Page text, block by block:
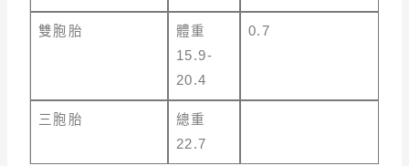
雙胞胎
體重
15.9-
20.4
0.7
三胞胎
總重
22.7